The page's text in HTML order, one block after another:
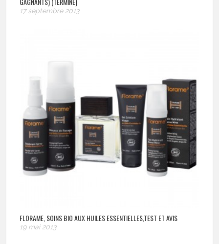
17 septembre 2013
FLORAME, SOINS BIO AUX HUILES ESSENTIELLES,TEST ET AVIS
19 mai 2013